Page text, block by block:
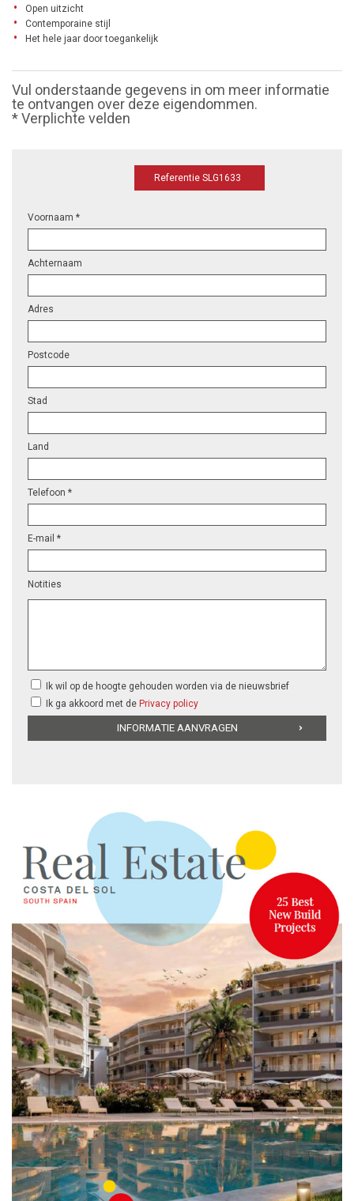
Open uitzicht
Contemporaine stijl
Het hele jaar door toegankelijk
Vul onderstaande gegevens in om meer informatie
te ontvangen over deze eigendommen.
* Verplichte velden
Referentie SLG1633
Voornaam *
Achternaam
Adres
Postcode
Stad
Land
Telefoon *
E-mail *
Notities
Ik wil op de hoogte gehouden worden via de nieuwsbrief
Ik ga akkoord met de Privacy policy